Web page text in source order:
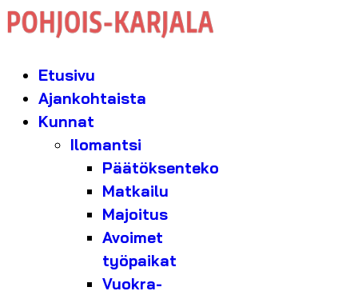
Etusivu
Ajankohtaista
Kunnat
Ilomantsi
Päätöksenteko
Matkailu
Majoitus
Avoimet
työpaikat
Vuokra-